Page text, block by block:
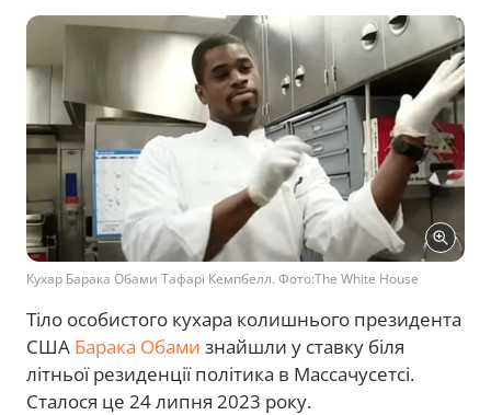
Кухар Барака Обами Тафарі Кемпбелл. Фото:The White House
Тіло особистого кухара колишнього президента
США Барака Обами знайшли у ставку біля
літньої резиденції політика в Массачусетсі.
Сталося це 24 липня 2023 року.